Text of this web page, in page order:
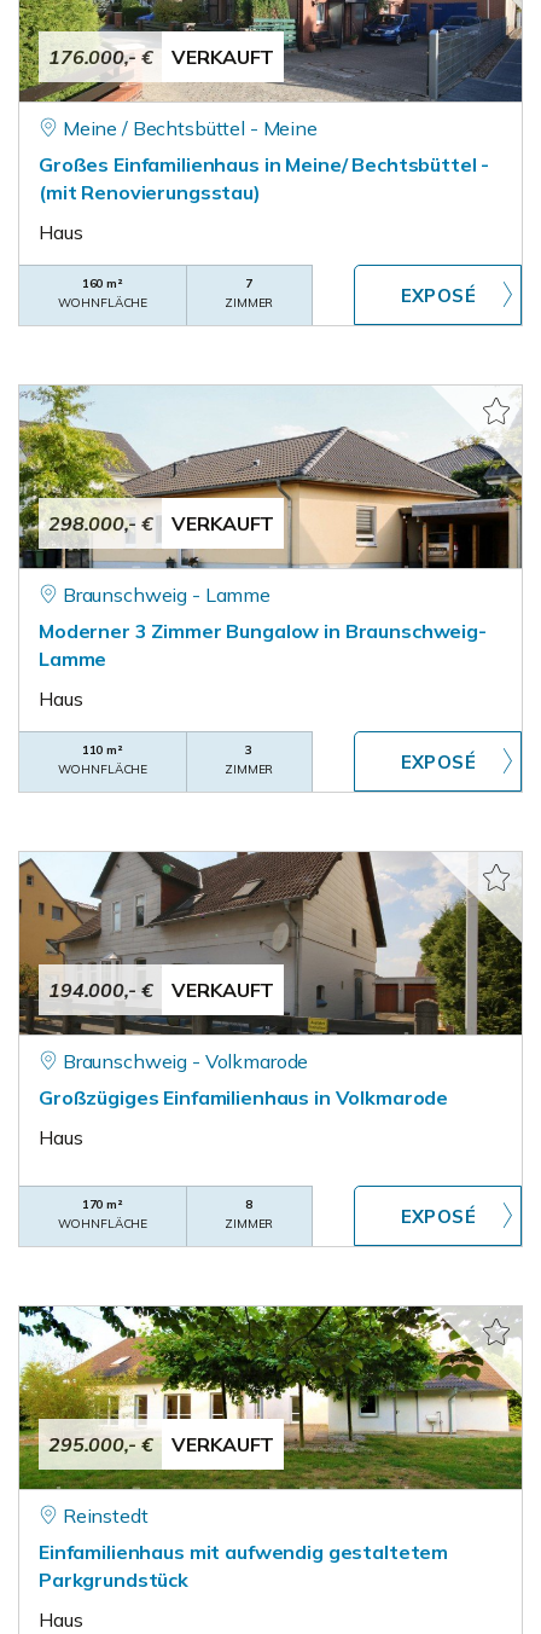
176.000,- € VERKAUFT
Meine / Bechtsbüttel - Meine
Großes Einfamilienhaus in Meine/ Bechtsbüttel -
(mit Renovierungsstau)
Haus
160 m²
WOHNFLÄCHE
7
ZIMMER
298.000,- € VERKAUFT
Braunschweig - Lamme
Moderner 3 Zimmer Bungalow in Braunschweig-
Lamme
Haus
110 m²
WOHNFLÄCHE
3
ZIMMER
194.000,- € VERKAUFT
Braunschweig - Volkmarode
Großzügiges Einfamilienhaus in Volkmarode
Haus
170 m²
WOHNFLÄCHE
8
ZIMMER
295.000,- € VERKAUFT
Reinstedt
Einfamilienhaus mit aufwendig gestaltetem
Parkgrundstück
Haus